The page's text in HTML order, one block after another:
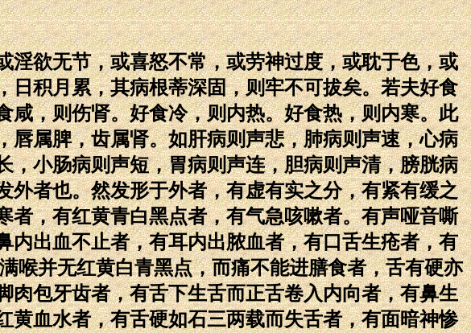
欲无节，或喜怒不常，或劳神过度，或耽于色，或
积月累，其病根蒂深固，则牢不可拔矣。若夫好食
，则伤肾。好食冷，则内热。好食热，则内寒。此
属脾，齿属肾。如肝病则声悲，肺病则声速，心病
小肠病则声短，胃病则声连，胆病则声清，膀胱病
者也。然发形于外者，有虚有实之分，有紧有缓之
，有红黄青白黑点者，有气急咳嗽者。有声哑音嘶
出血不止者，有耳内出脓血者，有口舌生疮者，有
喉并无红黄白青黑点，而痛不能进膳食者，舌有硬亦
包牙齿者，有舌下生舌而正舌卷入内向者，有鼻生
血水者，有舌硬如石三两载而失舌者，有面暗神惨